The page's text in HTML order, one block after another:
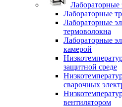
Лабораторные
Лабораторные
Лабораторные
термоволокна
Лабораторные
камерой
защитной среде
cварочных
вентилятором